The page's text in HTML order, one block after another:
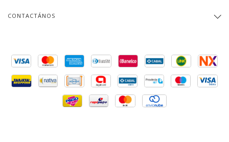
CONTACTÁNOS